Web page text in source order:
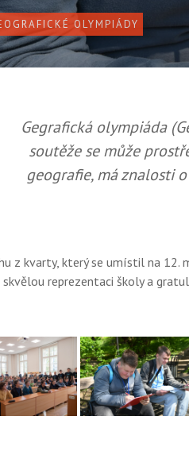
OLYMPIÁDY
Gegrafická olympiáda
soutěže se může
geografie, má znalosti
z kvarty, který se umístil na
reprezentaci školy a